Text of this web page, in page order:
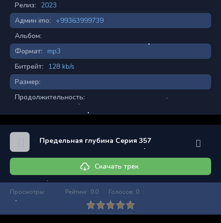
Релиз:
2023
Админ imo:
+99363999739
Альбом:
Формат:
mp3
Битрейт:
128 kb/s
Размер:
Продолжительность:
Предельная глубина Серия 357
Скачать трек
Просмотры: Рейтинг: 0.0 Голосов: 0